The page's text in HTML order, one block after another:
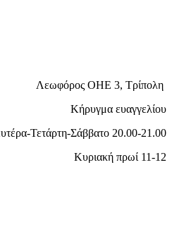
Λεωφόρος ΟΗΕ 3, Τρίπολη
Κήρυγμα ευαγγελίου
Τετάρτη-Σάββατο 20.00-21.00
Κυριακή πρωί 11-12